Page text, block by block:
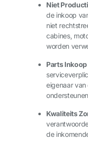
Niet
de inkoop
niet
cabines,
worden
Parts Inkoop
eigenaar van
Kwaliteits
de